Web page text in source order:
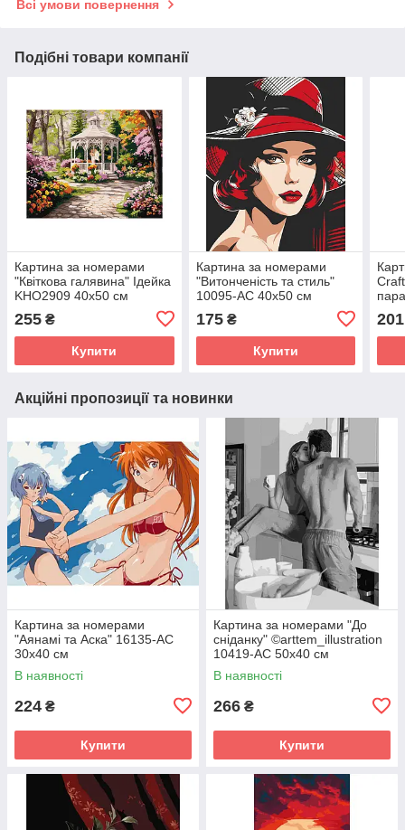
Всі умови повернення
Подібні товари компанії
Картина за номерами
"Квіткова галявина" Ідейка
KHO2909 40х50 см
255 ₴
Купити
Картина за номерами
"Витонченість та стиль"
10095-AC 40х50 см
175₴
Купити
201
Акційні пропозиції та новинки
Картина за номерами
"Аянамі та Аска" 16135-AC
30х40 см
В наявності
224 ₴
Купити
Картина за номерами "До
сніданку" ©arttem_illustration
10419-AC 50х40 см
В наявності
266 ₴
Купити